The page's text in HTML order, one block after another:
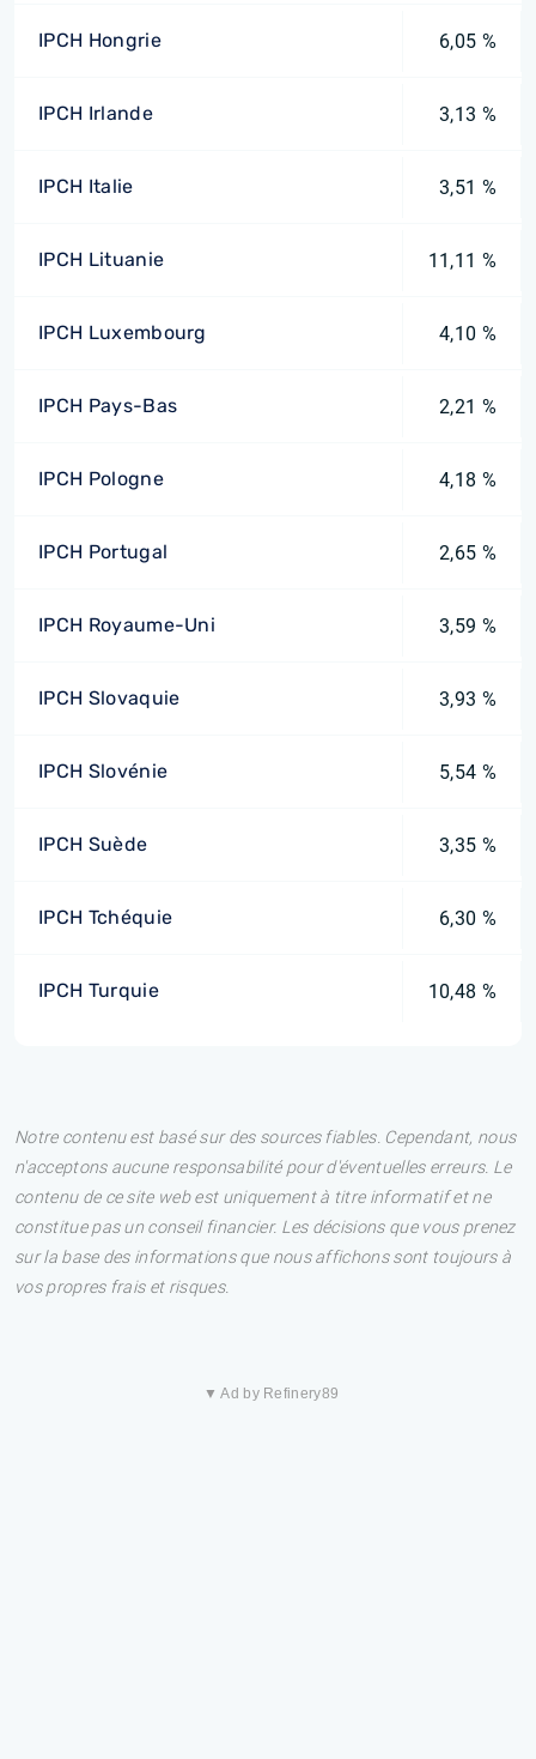
IPCH Hongrie 6,05 %
IPCH Irlande 3,13 %
IPCH Italie 3,51 %
IPCH Lituanie 11,11 %
IPCH Luxembourg 4,10 %
IPCH Pays-Bas 2,21 %
IPCH Pologne 4,18 %
IPCH Portugal 2,65 %
IPCH Royaume-Uni 3,59 %
IPCH Slovaquie 3,93 %
IPCH Slovénie 5,54 %
IPCH Suède 3,35 %
IPCH Tchéquie 6,30 %
IPCH Turquie 10,48 %
Notre contenu est basé sur des sources fiables. Cependant, nous
n'acceptons aucune responsabilité pour d'éventuelles erreurs. Le
contenu de ce site web est uniquement à titre informatif et ne
constitue pas un conseil financier. Les décisions que vous prenez
sur la base des informations que nous affichons sont toujours à
vos propres frais et risques.
▼ Ad by Refinery89